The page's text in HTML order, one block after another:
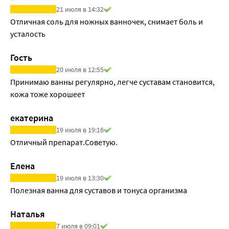
с взаимным потенцированием эффектов.
21 июля в 14:32
Отличная соль для ножных ванночек, снимает боль и
усталость
Гость
20 июля в 12:55
Принимаю ванны регулярно, легче суставам становится,
кожа тоже хорошеет
екатерина
19 июля в 19:16
Отличный препарат.Советую.
Елена
19 июля в 13:30
Полезная ванна для суставов и тонуса организма
Наталья
7 июля в 09:01